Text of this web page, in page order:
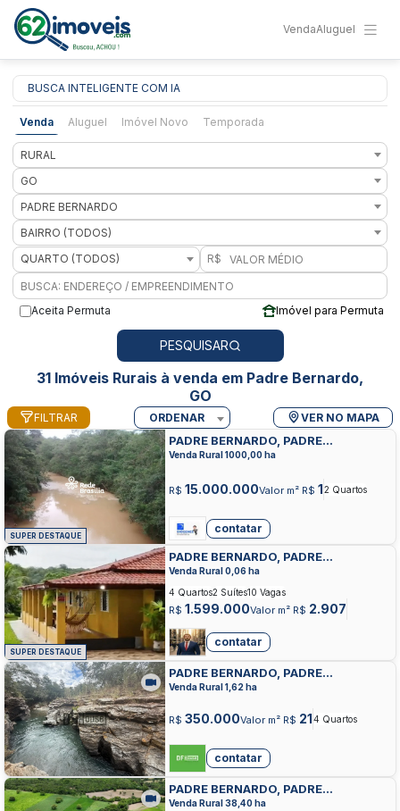
VendaAluguel
BUSCA INTELIGENTE COM IA
Venda Aluguel Imóvel Novo Temporada
RURAL
GO
PADRE BERNARDO
BAIRRO (TODOS)
QUARTO (TODOS)
R$
Aceita Permuta Imóvel para Permuta
PESQUISAR
31 Imóveis Rurais à venda em Padre Bernardo,
GO
FILTRAR ORDENAR VER NO MAPA
SUPER DESTAQUE
PADRE BERNARDO, PADRE
BERNARDO, PADRE BERNARDO
Venda Rural 1000,00 ha
R$ 15.000.000Valor m² R$ 12 Quartos
contatar
SUPER DESTAQUE
PADRE BERNARDO, PADRE
BERNARDO, PADRE BERNARDO
Venda Rural 0,06 ha
R$ 1.599.000Valor m² R$ 2.907
4 Quartos2 Suítes10 Vagas
contatar
PADRE BERNARDO, PADRE
BERNARDO, PADRE BERNARDO
Venda Rural 1,62 ha
R$ 350.000Valor m² R$ 214 Quartos
contatar
PADRE BERNARDO, PADRE
BERNARDO, PADRE BERNARDO
Venda Rural 38,40 ha